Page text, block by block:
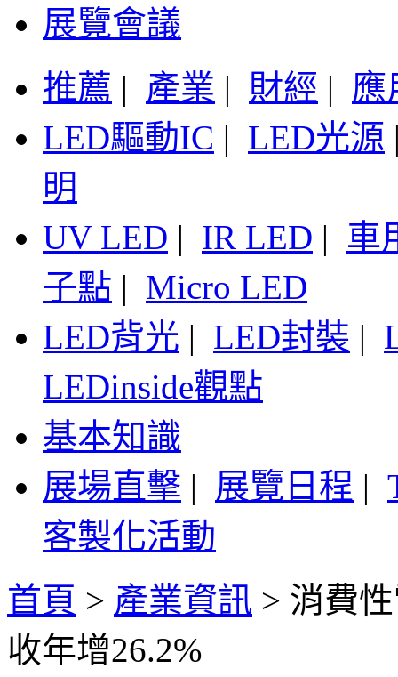
展覽會議
推薦 | 產業 | 財經 | 應
LED驅動IC | LED光源
明
UV LED | IR LED | 車
子點 | Micro LED
LED背光 | LED封裝 |
LEDinside觀點
基本知識
展場直擊 | 展覽日程 |
客製化活動
首頁 > 產業資訊 > 消費
收年增26.2%